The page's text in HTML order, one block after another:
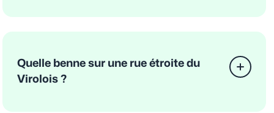
Quelle benne sur une rue étroite du
Virolois ?